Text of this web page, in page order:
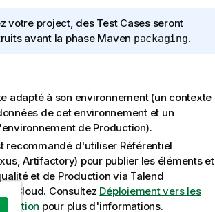
votre project, des Test Cases seront
avant la phase Maven packaging.
adapté à son environnement (un contexte
de cet environnement et un
de Production).
recommandé d'utiliser Référentiel
Artifactory) pour publier les éléments et
et de Production via Talend
Cloud. Consultez Déploiement vers les
pour plus d'informations.